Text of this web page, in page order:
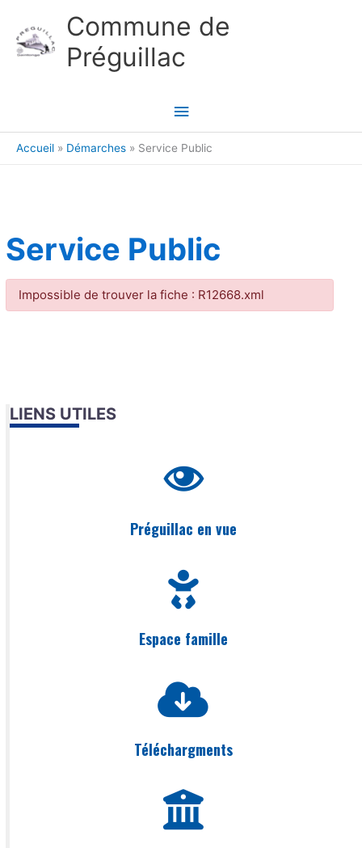
Commune de
Préguillac
Menu
principal
Accueil Démarches Service Public
Service Public
Impossible de trouver la fiche : R12668.xml
LIENS UTILES
Préguillac en vue
Espace famille
Téléchargments